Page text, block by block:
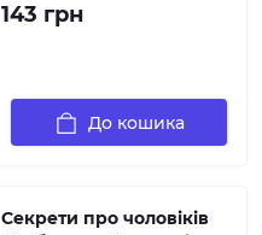
143 грн
До кошика
Секрети про чоловіків